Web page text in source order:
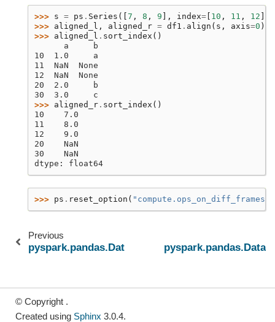
>>> s = ps . Series ([ 7 , 8 , 9 ], index= 10 , 11 , 12
>>> aligned_l , aligned_r = df1 . align ( s , axis=0 )
>>> aligned_l . sort_index ()
      a     b
10  1.0     a
11  NaN  None
12  NaN  None
20  2.0     b
30  3.0     c
>>> aligned_r . sort_index ()
10    7.0
11    8.0
12    9.0
20    NaN
30    NaN
dtype: float64
>>> ps . reset_option ( "compute.ops_on_diff_frames"
Previous
pyspark.pandas.DataFrame.add_suffix
© Copyright .
Created using Sphinx 3.0.4.